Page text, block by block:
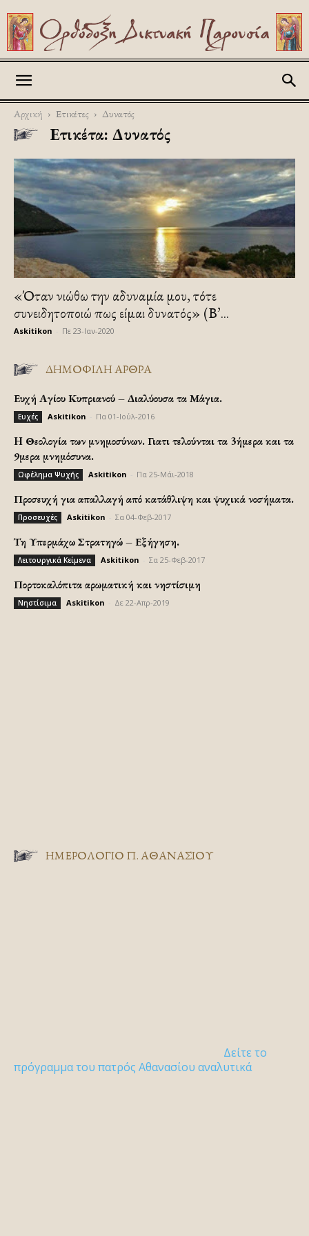
Αρχική Ετικέτες Δυνατός
Ετικέτα: Δυνατός
«Όταν νιώθω την αδυναμία μου, τότε
συνειδητοποιώ πως είμαι δυνατός» (Β’...
Askitikon Πε 23-Ιαν-2020
ΔΗΜΟΦΙΛΗ ΑΡΘΡΑ
Ευχή Αγίου Κυπριανού – Διαλύουσα τα Μάγια.
Ευχές Askitikon Πα 01-Ιούλ-2016
H Θεολογία των μνημοσύνων. Γιατι τελούνται τα 3ήμερα και τα
9μερα μνημόσυνα.
Ωφέλημα Ψυχής Askitikon Πα 25-Μάι-2018
Προσευχή για απαλλαγή από κατάθλιψη και ψυχικά νοσήματα.
Προσευχές Askitikon Σα 04-Φεβ-2017
Τη Υπερμάχω Στρατηγώ – Εξήγηση.
Λειτουργικά Κείμενα Askitikon Σα 25-Φεβ-2017
Πορτοκαλόπιτα αρωματική και νηστίσιμη
Νηστίσιμα Askitikon Δε 22-Απρ-2019
ΗΜΕΡΟΛΟΓΙΟ Π. ΑΘΑΝΑΣΙΟΥ
Δείτε το
πρόγραμμα του πατρός Αθανασίου αναλυτικά